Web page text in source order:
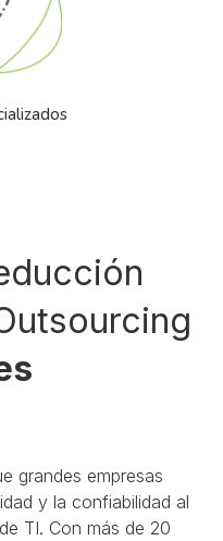
grandes empresas
y la confiabilidad al
TI. Con más de 20